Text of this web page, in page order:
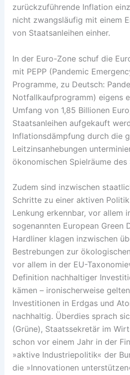
zurückzuführende Inflation
nicht zwangsläufig mit einem
von Staatsanleihen einher.
In der Euro-Zone schuf die
mit PEPP (Pandemic
Programme, zu Deutsch:
Notfallkaufprogramm) eigens
Umfang von 1,85 Billionen
Staatsanleihen aufgekauft
Inflationsdämpfung durch die
Leitzinsanhebungen
ökonomischen Spielräume
Zudem sind inzwischen
Schritte zu einer aktiven
Lenkung erkennbar, vor allem
sogenannten European Green
Hardliner klagen inzwischen
Bestrebungen zur
vor allem in der EU-
Definition nachhaltiger
kämen – ironischerweise
Investitionen in Erdgas und
nachhaltig. Überdies sprach
(Grüne), Staatssekretär im
schon vor ­einem Jahr in der
»aktive Industriepolitik« der
die »Innovationen